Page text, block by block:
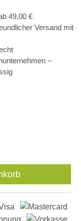
49,00 €
Versand mit
–
Wert ein